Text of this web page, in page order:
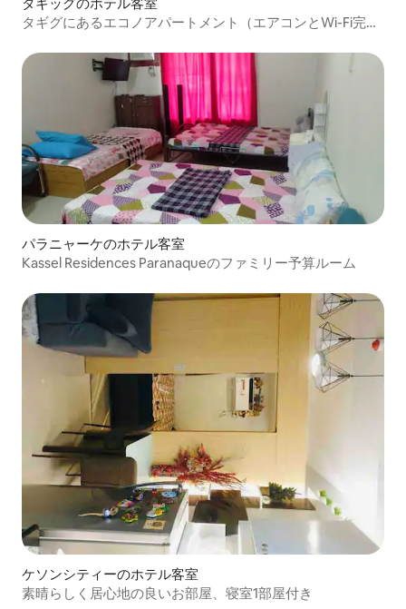
タギグにあるエコノアパートメント（エアコンとWi-Fi完
パラニャーケのホテル客室
Kassel Residences Paranaqueのファミリー予算ルーム
ケソンシティーのホテル客室
素晴らしく居心地の良いお部屋、寝室1部屋付き